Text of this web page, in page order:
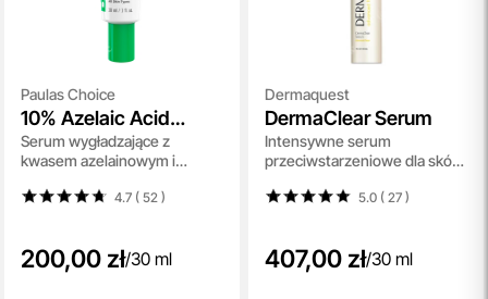
Paulas Choice
10% Azelaic Acid
Booster
Serum wygładzające z
kwasem azelainowym i
4.7 ( 52 )
200,00 zł/30 ml
Dermaquest
DermaClear Serum
Intensywne serum
przeciwstarzeniowe dla skóry
30 ml
5.0 ( 27)
407,00 zł/30 ml